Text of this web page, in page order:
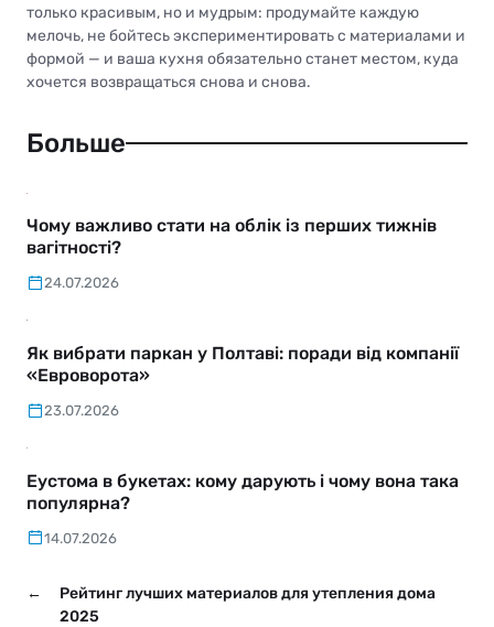
только красивым, но и мудрым: продумайте каждую
мелочь, не бойтесь экспериментировать с материалами и
формой — и ваша кухня обязательно станет местом, куда
хочется возвращаться снова и снова.
Больше
Чому важливо стати на облік із перших тижнів
вагітності?
24.07.2026
Як вибрати паркан у Полтаві: поради від компанії
«Евроворота»
23.07.2026
Еустома в букетах: кому дарують і чому вона така
популярна?
14.07.2026
←
Рейтинг лучших материалов для утепления дома
2025